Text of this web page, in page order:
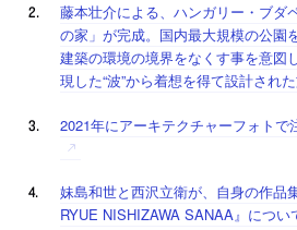
藤本壮介による、ハンガリー・ブダ
の家」が完成。国内最大規模の公園
建築の環境の境界をなくす事を意図
現した“波”から着想を得て設計され
2021年にアーキテクチャーフォトで
妹島和世と西沢立衛が、自身の作品
RYUE NISHIZAWA SANAA』につ